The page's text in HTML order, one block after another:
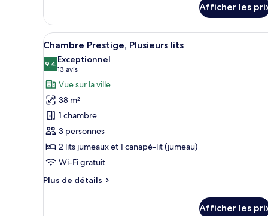
grand
lit
Chambre
Prestige,
1
très
grand
Afficher les
Afficher
toutes
les
photos
pour
ce
type
de
chambre :
Chambre
Prestige,
Une chambre d’hôtel avec
6
Chambre Prestige, Plusieurs lits
9,49,4 sur 10
Exceptionnel
13 avis
(13 avis)
Vue sur la ville
38 m²
1 chambre
3 personnes
2 lits jumeaux et 1 canapé-lit (jumeau)
Wi-Fi gratuit
Plus de détails
Plus
Afficher les